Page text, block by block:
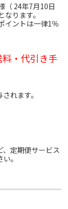
（ 24年7月10日
ります。
イントは一律1％
料・代引き手
れます。
定期便サービス
。